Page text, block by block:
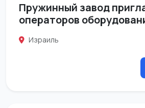
Пружинный завод
операторов
Израиль